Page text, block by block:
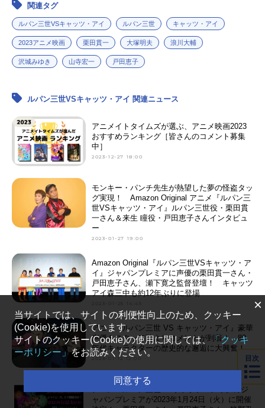
関連タグ
ルパン三世VSキャッツ・アイ ルパン三世 キャッツ・アイ
2023アニメ映画 栗田貫一 大塚明夫 浪川大輔
沢城みゆき 山寺宏一 戸田恵子
ルパン三世VSキャッツ・アイ 関連ニュース
アニメイトタイムズが選ぶ、アニメ映画2023
おすすめランキング［皆さんのコメント募集
中］
2023-12-27 18:00
モンキー・パンチ先生が熱望した夢の怪盗タッ
グ実現！ Amazon Original アニメ『ルパン三
世VSキャッツ・アイ』ルパン三世役・栗田貫
一さん＆来生 瞳役・戸田恵子さんインタビュ
ー
2023-01-27 19:00
Amazon Original『ルパン三世VSキャッツ・ア
イ』ジャパンプレミアに声優の栗田貫一さん・
戸田恵子さん、瀬下寛之監督登壇！ キャッツ
アイ森三中も約12年ぶりに登場
アニメ『ルパン三世 VS キャッツ・アイ』豪華
声優＆スタッフ陣よりコメントが到着！ 80
年代キャラクターの歴史的な邂逅に大興奮！
2023-01-12 12:00
アニメ『ルパン三世VSキャッツ・アイ』のジ
ャパンプレミアが2023年1月24日（火）に開催
目次
×
当サイトでは、サイトの利便性向上のため、クッキー
(Cookie)を使用しています。
サイトのクッキー(Cookie)の使用に関しては、「クッキ
ーポリシー」をお読みください。
同意する